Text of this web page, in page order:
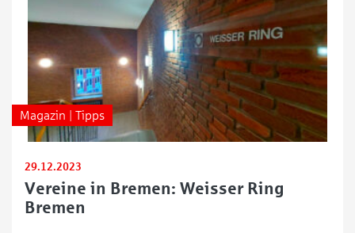
Magazin | Tipps
29.12.2023
Vereine in Bremen: Weisser Ring
Bremen